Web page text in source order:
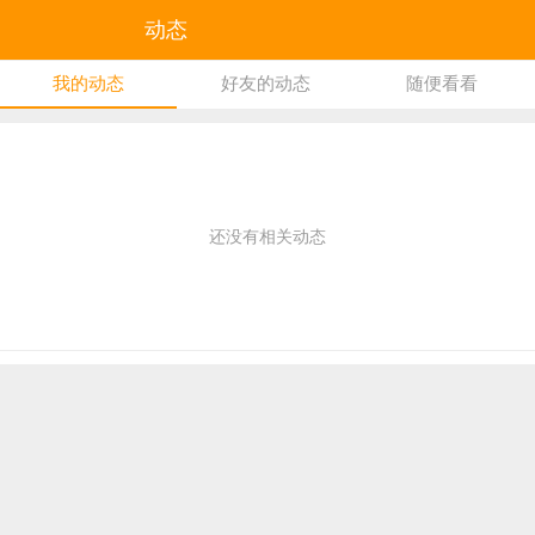
动态
我的动态 好友的动态 随便看看
还没有相关动态